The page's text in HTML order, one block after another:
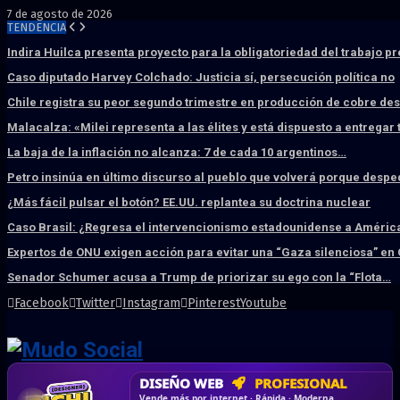
7 de agosto de 2026
TENDENCIA
Indira Huilca presenta proyecto para la obligatoriedad del trabajo
Caso diputado Harvey Colchado: Justicia sí, persecución política no
Chile registra su peor segundo trimestre en producción de cobre
Malacalza: «Milei representa a las élites y está dispuesto a entregar
La baja de la inflación no alcanza: 7 de cada 10 argentinos…
Petro insinúa en último discurso al pueblo que volverá porque
¿Más fácil pulsar el botón? EE.UU. replantea su doctrina nuclear
Caso Brasil: ¿Regresa el intervencionismo estadounidense a
Expertos de ONU exigen acción para evitar una “Gaza silenciosa” en
Senador Schumer acusa a Trump de priorizar su ego con la “Flota…
Facebook Twitter Instagram PinterestYoutube
HOSTING SSD SÚPER RÁPIDO
DISEÑO WEB PROFESIONAL
CRM & DASHBOARD A MEDIDA
CORREO CORPORATIVO